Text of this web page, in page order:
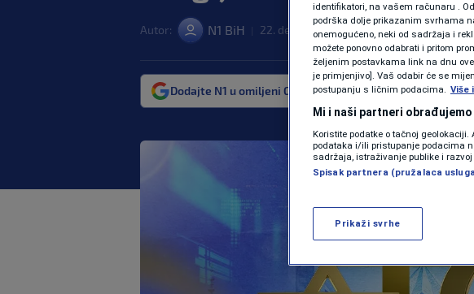
Autor: N1 BiH 22. dec. 2023. 12:03 | RAZONODA | 0
Dodajte N1 u omiljeni Google izvor Više
identifikatori, na vašem računaru .
podrška dolje prikazanim svrhama
onemogućeno, neki od sadržaja i
možete ponovno odabrati i pritom
željenim postavkama link na dnu
je primjenjivo]. Vaš odabir će se
postupanju s ličnim podacima. Više
Mi i naši partneri
Koristite podatke o tačnoj
podataka i/ili pristupanje podacima
sadržaja, istraživanje publike i
Spisak partnera (pružalaca
Prikaži svrhe